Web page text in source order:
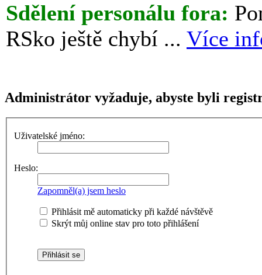
Sdělení personálu fora:
RSko ještě chybí ... Více
Administrátor vyžaduje, abyste byli
Uživatelské jméno:
Heslo:
Zapomněl(a) jsem heslo
Přihlásit mě automaticky při každé návštěvě
Skrýt můj online stav pro toto přihlášení